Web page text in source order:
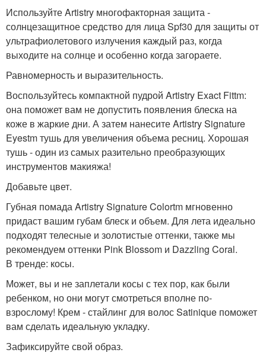
Используйте Artistry многофакторная защита -
солнцезащитное средство для лица Spf30 для защиты от
ультрафиолетового излучения каждый раз, когда
выходите на солнце и особенно когда загораете.
Равномерность и выразительность.
Воспользуйтесь компактной пудрой Artistry Exact Fittm:
она поможет вам не допустить появления блеска на
коже в жаркие дни. А затем нанесите Artistry Signature
Eyestm тушь для увеличения объема ресниц. Хорошая
тушь - один из самых разительно преобразующих
инструментов макияжа!
Добавьте цвет.
Губная помада Artistry Signature Colortm мгновенно
придаст вашим губам блеск и объем. Для лета идеально
подходят телесные и золотистые оттенки, также мы
рекомендуем оттенки Pink Blossom и Dazzling Coral.
В тренде: косы.
Может, вы и не заплетали косы с тех пор, как были
ребенком, но они могут смотреться вполне по-
взрослому! Крем - стайлинг для волос Satinique поможет
вам сделать идеальную укладку.
Зафиксируйте свой образ.